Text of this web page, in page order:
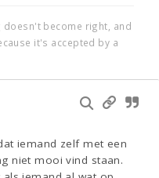
become right, and
it's accepted by a
iemand zelf met een
niet mooi vind staan.